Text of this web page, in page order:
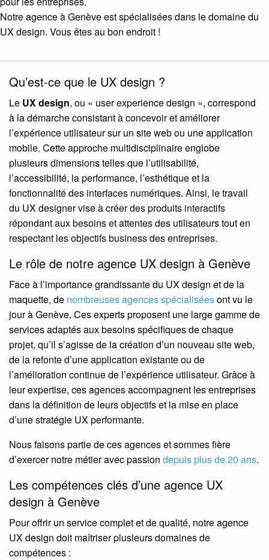
Notre agence à Genève est spécialisées dans le domaine du
UX design. Vous êtes au bon endroit !
Qu’est-ce que le UX design ?
Le UX design, ou « user experience design », correspond
à la démarche consistant à concevoir et améliorer
l’expérience utilisateur sur un site web ou une application
mobile. Cette approche multidisciplinaire englobe
plusieurs dimensions telles que l’utilisabilité,
l’accessibilité, la performance, l’esthétique et la
fonctionnalité des interfaces numériques. Ainsi, le travail
du UX designer vise à créer des produits interactifs
répondant aux besoins et attentes des utilisateurs tout en
respectant les objectifs business des entreprises.
Le rôle de notre agence UX design à Genève
Face à l’importance grandissante du UX design et de la
maquette, de nombreuses agences spécialiséesont vu le
jour à Genève. Ces experts proposent une large gamme de
services adaptés aux besoins spécifiques de chaque
projet, qu’il s’agisse de la création d’un nouveau site web,
de la refonte d’une application existante ou de
l’amélioration continue de l’expérience utilisateur. Grâce à
leur expertise, ces agences accompagnent les entreprises
dans la définition de leurs objectifs et la mise en place
d’une stratégie UX performante.
Nous faisons partie de ces agences et sommes fière
d’exercer notre métier avec passion depuis plus de 20 ans.
Les compétences clés d’une agence UX
design à Genève
Pour offrir un service complet et de qualité, notre agence
UX design doit maîtriser plusieurs domaines de
compétences :